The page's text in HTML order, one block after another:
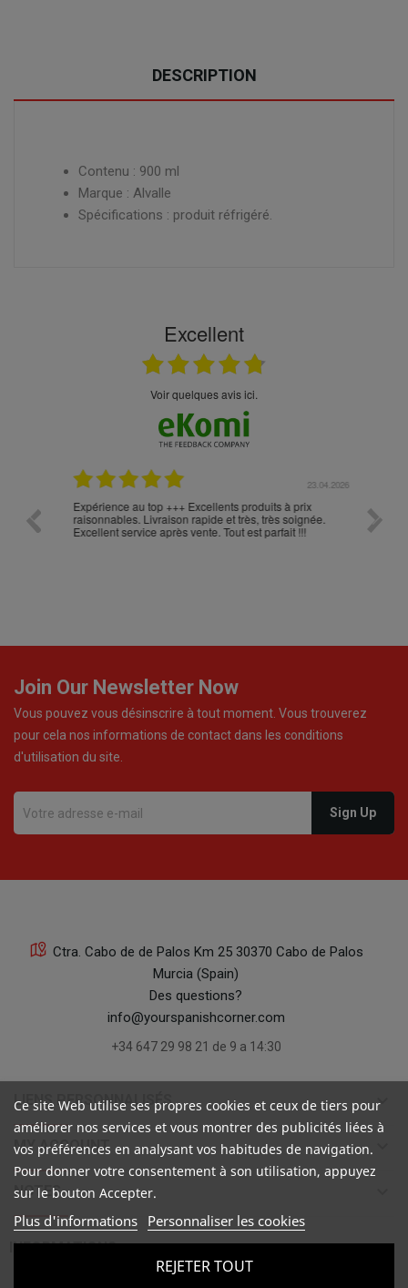
DESCRIPTION
Contenu : 900 ml
Marque : Alvalle
Spécifications : produit réfrigéré.
Excellent
Voir quelques avis ici.
23.04.2026
Expérience au top +++ Excellents produits à prix
raisonnables. Livraison rapide et très, très soignée.
Excellent service après vente. Tout est parfait !!!
Join Our Newsletter Now
Vous pouvez vous désinscrire à tout moment. Vous trouverez
pour cela nos informations de contact dans les conditions
d'utilisation du site.
Ctra. Cabo de de Palos Km 25 30370 Cabo de Palos
Murcia (Spain)
Des questions?
info@yourspanishcorner.com
+34 647 29 98 21 de 9 a 14:30
LIENS PERSONNALISÉS keyboard_arrow_down
MY ACCOUNT keyboard_arrow_down
NOTES
INFORMATIONS 
Ce site Web utilise ses propres cookies et ceux de tiers pour
améliorer nos services et vous montrer des publicités liées à
vos préférences en analysant vos habitudes de navigation.
Pour donner votre consentement à son utilisation, appuyez
sur le bouton Accepter.
Plus d'informations Personnaliser les cookies
REJETER TOUT